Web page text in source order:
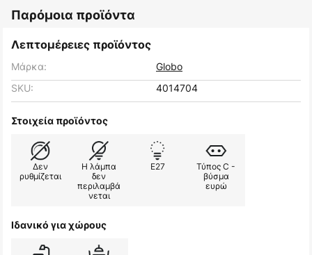
Παρόμοια προϊόντα
Λεπτομέρειες προϊόντος
Μάρκα:
Globo
SKU:
4014704
Στοιχεία προϊόντος
Δεν
ρυθμίζεται
Η λάμπα
δεν
περιλαμβά
νεται
E27
Τύπος C -
βύσμα
ευρώ
Ιδανικό για χώρους